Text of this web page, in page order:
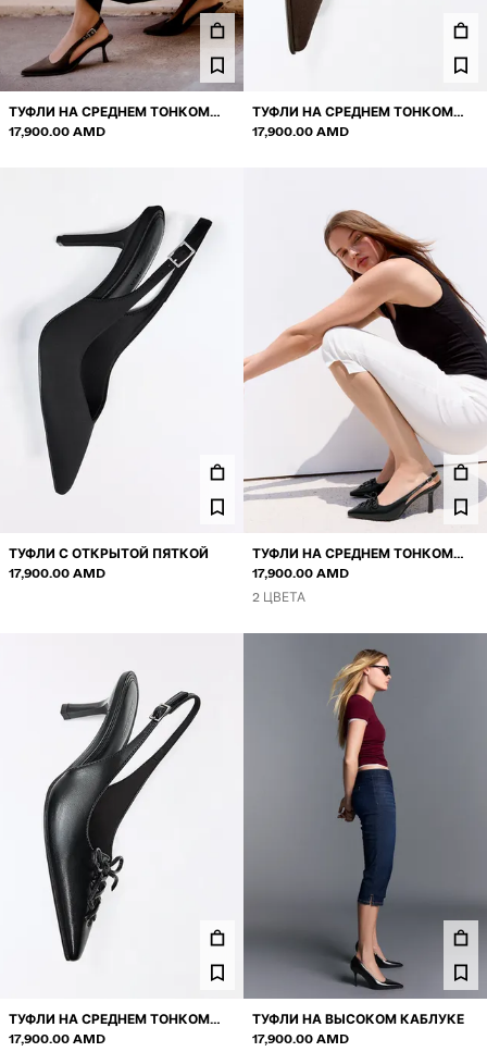
ТУФЛИ НА СРЕДНЕМ ТОНКОМ
КАБЛУКЕ С ОТКРЫТОЙ ПЯТКОЙ
17,900.00 AMD
ТУФЛИ НА СРЕДНЕМ ТОНКОМ
КАБЛУКЕ С ОТКРЫТОЙ ПЯТКОЙ
17,900.00 AMD
ТУФЛИ С ОТКРЫТОЙ ПЯТКОЙ
17,900.00 AMD
ТУФЛИ НА СРЕДНЕМ ТОНКОМ
КАБЛУКЕ CORSET
17,900.00 AMD
2 ЦВЕТА
ТУФЛИ НА СРЕДНЕМ ТОНКОМ
КАБЛУКЕ CORSET
17,900.00 AMD
ТУФЛИ НА ВЫСОКОМ КАБЛУКЕ
17,900.00 AMD
И ПЛАВКИ
ЦЕНЫ
ПРОЕКТЫ
MUSIC
NEWSLETTER ПОМОЩЬ